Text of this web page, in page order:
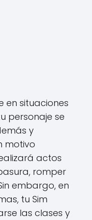
en situaciones
personaje se
y
motivo
actos
romper
embargo, en
tu Sim
las clases y